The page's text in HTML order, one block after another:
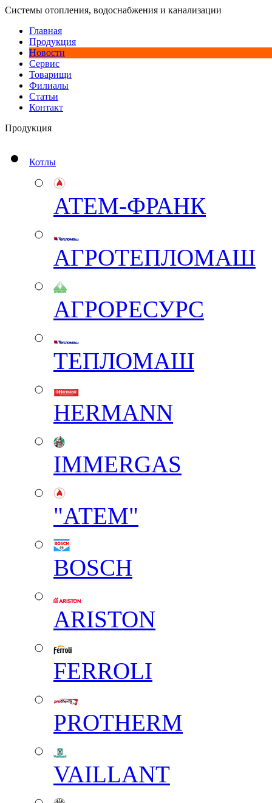
Системы отопления, водоснабжения и канализации
Главная
Продукция
Новости
Сервис
Товарищи
Филиалы
Статьи
Контакт
Продукция
Котлы
АТЕМ-ФРАНК
АГРОТЕПЛОМАШ
АГРОРЕСУРС
ТЕПЛОМАШ
HERMANN
IMMERGAS
"АТЕМ"
BOSCH
ARISTON
FERROLI
PROTHERM
VAILLANT